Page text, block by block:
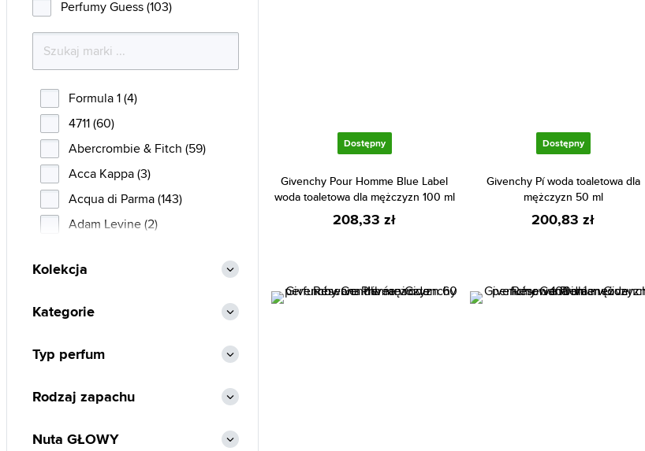
Dostępny
Givenchy Pour Homme Blue Label
woda toaletowa dla mężczyzn 100 ml
208,33 zł
Dostępny
Givenchy Pí woda toaletowa dla
mężczyzn 50 ml
200,83 zł
Perfumy Guess (103)
Formula 1 (4)
4711 (60)
Abercrombie & Fitch (59)
Acca Kappa (3)
Acqua di Parma (143)
Adam Levine (2)
Adolfo Dominguez (43)
Aigner (45)
Al Haramain (211)
Kolekcja
Kategorie
Typ perfum
Rodzaj zapachu
Nuta GŁOWY